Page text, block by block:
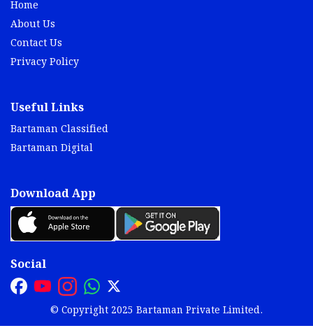
Home
About Us
Contact Us
Privacy Policy
Useful Links
Bartaman Classified
Bartaman Digital
Download App
Social
© Copyright 2025 Bartaman Private Limited.